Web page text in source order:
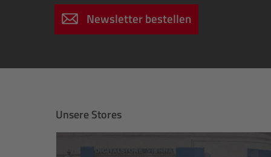
Newsletter bestellen
Unsere Stores